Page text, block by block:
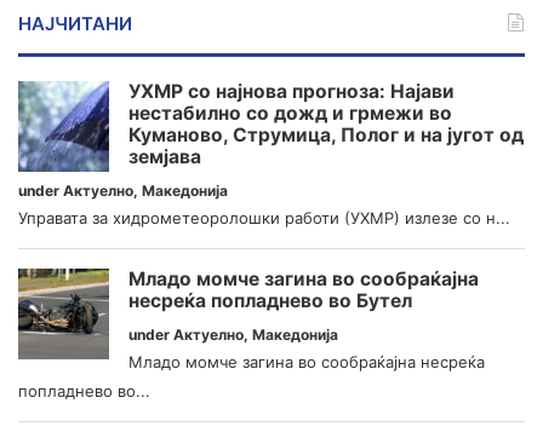
НАЈЧИТАНИ
УХМР со најнова прогноза: Најави
нестабилно со дожд и грмежи во
Куманово, Струмица, Полог и на југот од
земјава
under Актуелно, Македонија
Управата за хидрометеоролошки работи (УХМР) излезе со н...
Младо момче загина во сообраќајна
несреќа попладнево во Бутел
under Актуелно, Македонија
Младо момче загина во сообраќајна несреќа
попладнево во...